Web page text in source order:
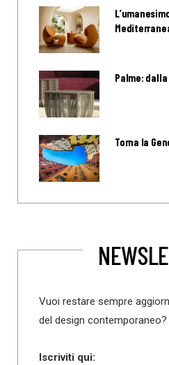
Palme:
Torna la
Vuoi restare sempre
del design contemporaneo?
Iscriviti qui: